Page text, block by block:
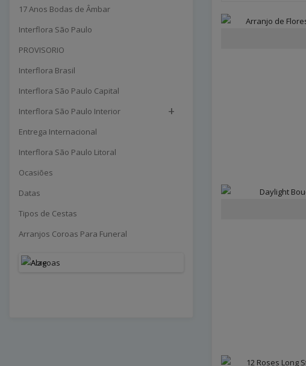
17 Anos Bodas de Âmbar
Interflora São Paulo
PROVISORIO
Interflora Brasil
Interflora São Paulo Capital
Interflora São Paulo Interior
+
Entrega Internacional
Interflora São Paulo Litoral
Ocasiões
Datas
Tipos de Cestas
Arranjos Coroas Para Funeral